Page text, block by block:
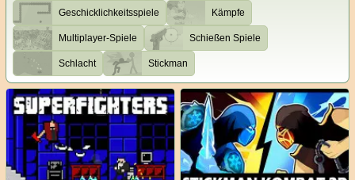
Geschicklichkeitsspiele Kämpfe
Multiplayer-Spiele Schießen Spiele
Schlacht Stickman